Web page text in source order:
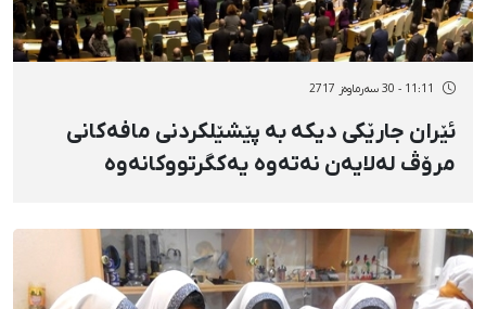
11:11 - 30 سەرماوەز 2717
ئێران جارێکی دیکە بە پێشێلکردنی مافەکانی
مرۆڤ لەلایەن نەتەوە یەکگرتووکانەوە